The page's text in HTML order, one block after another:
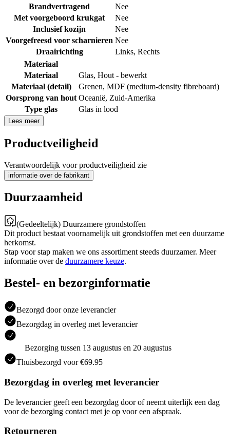
Brandvertragend
Nee
Met voorgeboord krukgat
Nee
Inclusief kozijn
Nee
Voorgefreesd voor scharnieren Nee
Draairichting
Links, Rechts
Materiaal
Materiaal
Glas, Hout - bewerkt
Materiaal (detail)
Grenen, MDF (medium-density fibreboard)
Oorsprong van hout Oceanië, Zuid-Amerika
Type glas
Glas in lood
Lees meer
Productveiligheid
Verantwoordelijk voor productveiligheid zie
informatie over de fabrikant
Duurzaamheid
(Gedeeltelijk) Duurzamere grondstoffen
Dit product bestaat voornamelijk uit grondstoffen met een duurzame
herkomst.
Stap voor stap maken we ons assortiment steeds duurzamer. Meer
informatie over de duurzamere keuze.
Bestel- en bezorginformatie
Bezorgd door onze leverancier
Bezorgdag in overleg met leverancier
Bezorging tussen 13 augustus en 20 augustus
Thuisbezorgd voor €69.95
Bezorgdag in overleg met leverancier
De leverancier geeft een bezorgdag door of neemt uiterlijk een dag
voor de bezorging contact met je op voor een afspraak.
Retourneren